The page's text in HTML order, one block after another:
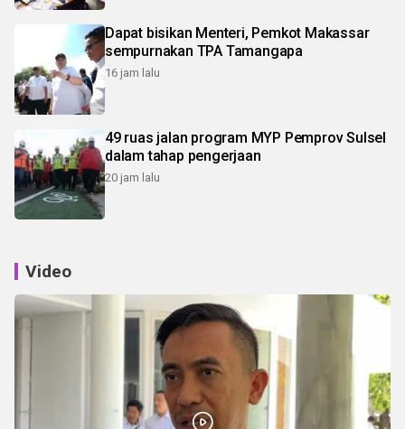
Dapat bisikan Menteri, Pemkot Makassar
sempurnakan TPA Tamangapa
16 jam lalu
49 ruas jalan program MYP Pemprov Sulsel
dalam tahap pengerjaan
20 jam lalu
Video